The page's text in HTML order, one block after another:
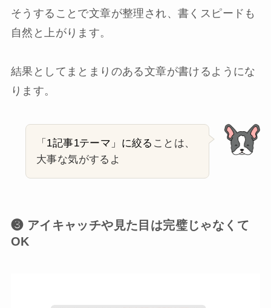
そうすることで文章が整理され、書くスピードも
自然と上がります。
結果としてまとまりのある文章が書けるようにな
ります。
「 1記事1テーマ」に絞る ことは、
大事な気がするよ
❸ アイキャッチや見た目は完璧じゃなくて
OK